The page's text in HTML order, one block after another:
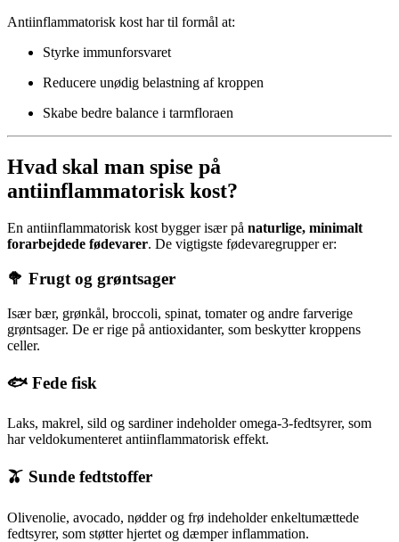
Antiinflammatorisk kost har til formål at:
Styrke immunforsvaret
Reducere unødig belastning af kroppen
Skabe bedre balance i tarmfloraen
Hvad skal man spise på
antiinflammatorisk kost?
En antiinflammatorisk kost bygger især på naturlige, minimalt
forarbejdede fødevarer. De vigtigste fødevaregrupper er:
🥦 Frugt og grøntsager
Især bær, grønkål, broccoli, spinat, tomater og andre farverige
grøntsager. De er rige på antioxidanter, som beskytter kroppens
celler.
🐟 Fede fisk
Laks, makrel, sild og sardiner indeholder omega-3-fedtsyrer, som
har veldokumenteret antiinflammatorisk effekt.
🫒 Sunde fedtstoffer
Olivenolie, avocado, nødder og frø indeholder enkeltumættede
fedtsyrer, som støtter hjertet og dæmper inflammation.